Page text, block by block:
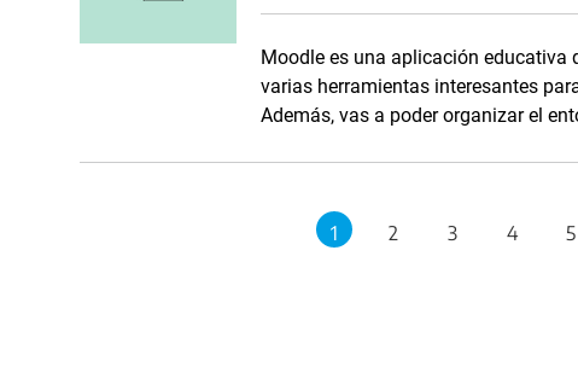
Moodle es una aplicación educativa
varias herramientas interesantes
Además, vas a poder organizar el
1 2 3 4 5